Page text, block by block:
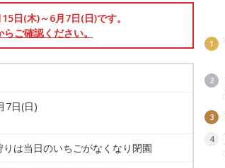
日(木)～6月7日(日)です。
ご確認ください。
7日(日)
は当日のいちごがなくなり閉園
1
2
3
4